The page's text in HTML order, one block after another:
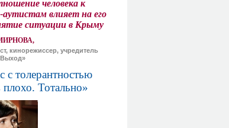
человека к
влияет на его
ситуации в Крыму
кинорежиссер, учредитель
с толерантностью
плохо. Тотально»